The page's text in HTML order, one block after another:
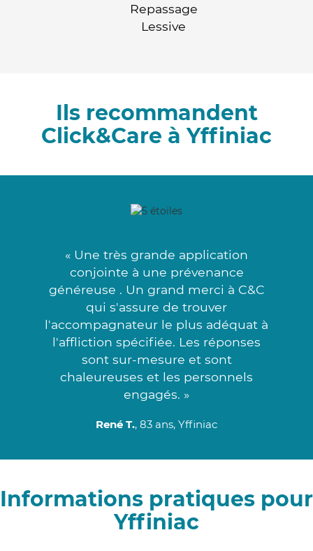
Repassage
Lessive
Ils recommandent
Click&Care à Yffiniac
« Une très grande application
conjointe à une prévenance
généreuse . Un grand merci à C&C
qui s'assure de trouver
l'accompagnateur le plus adéquat à
l'affliction spécifiée. Les réponses
sont sur-mesure et sont
chaleureuses et les personnels
engagés. »
René T., 83 ans, Yffiniac
Informations pratiques pour
Yffiniac